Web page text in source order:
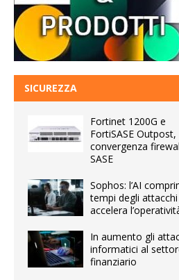
SICUREZZA
Fortinet 1200G e
FortiSASE Outpost,
convergenza
SASE
Sophos: l’AI
tempi degli
accelera
In aumento gli
informatici al
finanziario